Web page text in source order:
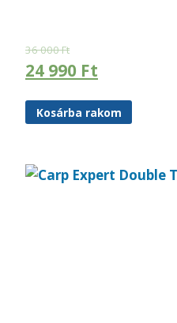
36 000Ft
24 990 Ft
Kosárba rakom